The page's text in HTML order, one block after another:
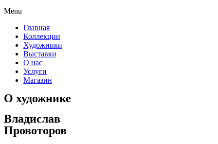
Menu
Главная
Коллекции
Художники
Выставки
О нас
Услуги
Магазин
О художнике
Владислав
Провоторов